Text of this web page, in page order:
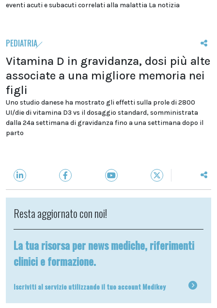
eventi acuti e subacuti correlati alla malattia La notizia
PEDIATRIA
Vitamina D in gravidanza, dosi più alte
associate a una migliore memoria nei
figli
Uno studio danese ha mostrato gli effetti sulla prole di 2800
UI/die di vitamina D3 vs il dosaggio standard, somministrata
dalla 24a settimana di gravidanza fino a una settimana dopo il
parto
Resta aggiornato con noi!
La tua risorsa per news mediche, riferimenti
clinici e formazione.
Iscriviti al servizio utilizzando il tuo account Medikey